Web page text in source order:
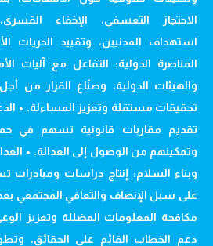
الاحتجاز التعسفي، الإخفاء
استهداف المدنيين، وتقييد الحريات
المناصرة الدولية: التفاعل مع آليات
والهيئات الدولية، وصنّاع القرار من
تحقيقات مستقلة وتعزيز المساءلة. •
تقديم مقاربات قانونية تسهم في
وتمكينهم من الوصول إلى العدالة. •
وبناء السلام: إنتاج دراسات ومبادرات
على سبل الإنصاف والتعافي المجتمعي بعد
مكافحة المعلومات المضللة وتعزيز
دعم الخطاب القائم على الحقائق،